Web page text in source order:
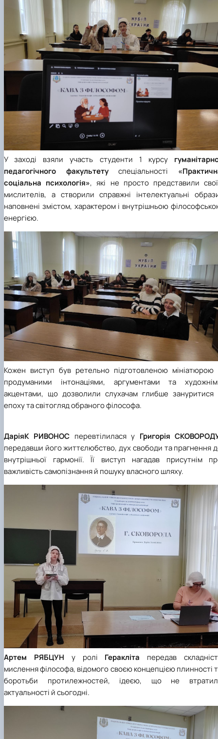
У заході взяли участь студенти 1 курсу
педагогічного факультетуспеціальності «
соціальна психологія», які не просто представили
мислителів, а створили справжні інтелектуальні
наповнені змістом, характером і внутрішньою
енергією.
Кожен виступ був ретельно підготовленою мініатюрою
продуманими інтонаціями, аргументами та
акцентами, що дозволили слухачам глибше зануритися
епоху та світогляд обраного філософа.
ДаріяК РИВОНОС перевтілилася у Григорія
передавши його життєлюбство, дух свободи та прагнення
внутрішньої гармонії. Її виступ нагадав присутнім
важливість самопізнання й пошуку власного шляху.
Артем РЯБЦУН у ролі Геракліта передав
мислення філософа, відомого своєю концепцією плинності
боротьби протилежностей, ідеєю, що не
актуальності й сьогодні.